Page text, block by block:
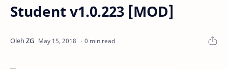
Student v1.0.223 [MOD]
0 min read